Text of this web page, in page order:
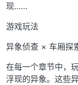
现……
游戏玩法
异象侦查 × 车厢探
在每一个章节中，
浮现的异象。这些